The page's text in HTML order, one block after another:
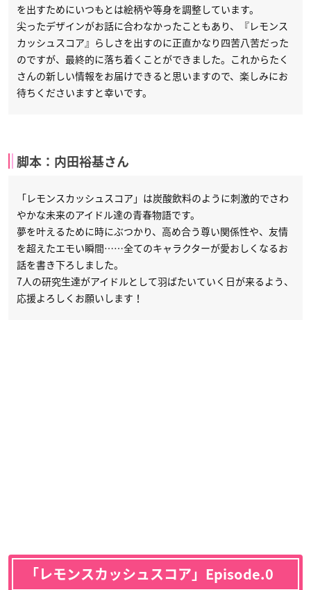
を出すためにいつもとは絵柄や等身を調整しています。
尖ったデザインがお話に合わなかったこともあり、『レモンス
カッシュスコア』らしさを出すのに正直かなり四苦八苦だった
のですが、最終的に落ち着くことができました。これからたく
さんの新しい情報をお届けできると思いますので、楽しみにお
待ちくださいますと幸いです。
脚本：内田裕基さん
「レモンスカッシュスコア」は炭酸飲料のように刺激的でさわ
やかな未来のアイドル達の青春物語です。
夢を叶えるために時にぶつかり、高め合う尊い関係性や、友情
を超えたエモい瞬間……全てのキャラクターが愛おしくなるお
話を書き下ろしました。
7人の研究生達がアイドルとして羽ばたいていく日が来るよう、
応援よろしくお願いします！
「レモンスカッシュスコア」Episode.0